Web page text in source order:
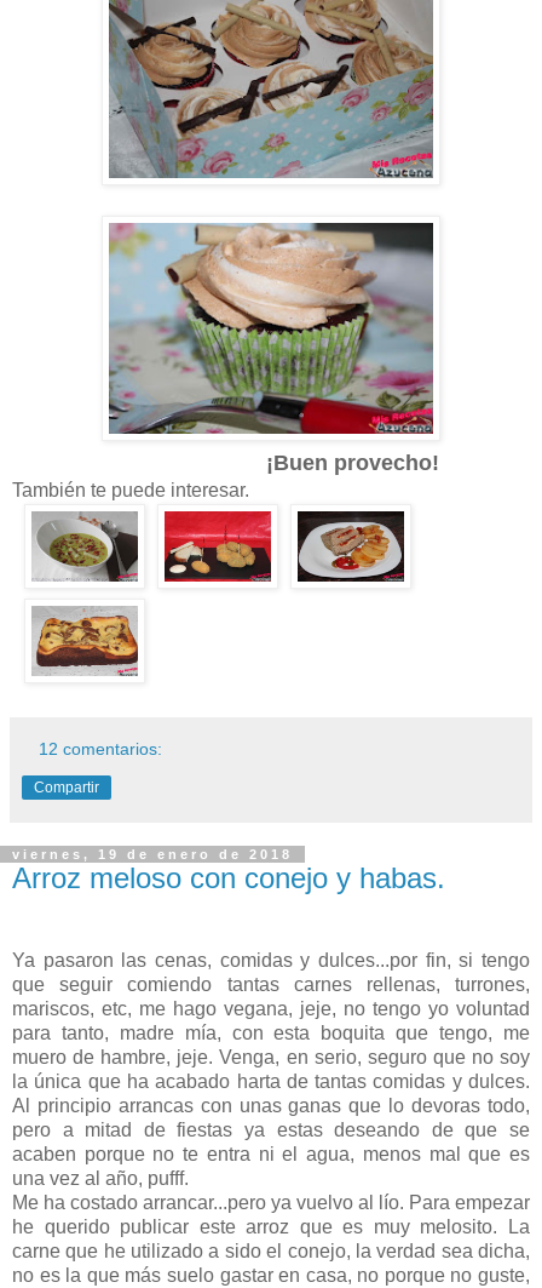
¡Buen provecho!
También te puede interesar.
12 comentarios:
Compartir
viernes, 19 de enero de 2018
Arroz meloso con conejo y habas.
Ya pasaron las cenas, comidas y dulces...por fin, si tengo
que seguir comiendo tantas carnes rellenas, turrones,
mariscos, etc, me hago vegana, jeje, no tengo yo voluntad
para tanto, madre mía, con esta boquita que tengo, me
muero de hambre, jeje. Venga, en serio, seguro que no soy
la única que ha acabado harta de tantas comidas y dulces.
Al principio arrancas con unas ganas que lo devoras todo,
pero a mitad de fiestas ya estas deseando de que se
acaben porque no te entra ni el agua, menos mal que es
una vez al año, pufff.
Me ha costado arrancar...pero ya vuelvo al lío. Para empezar
he querido publicar este arroz que es muy melosito. La
carne que he utilizado a sido el conejo, la verdad sea dicha,
no es la que más suelo gastar en casa, no porque no guste,